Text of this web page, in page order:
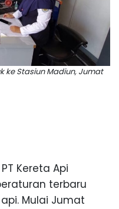
ke Stasiun Madiun, Jumat
PT Kereta Api
terbaru
Mulai Jumat